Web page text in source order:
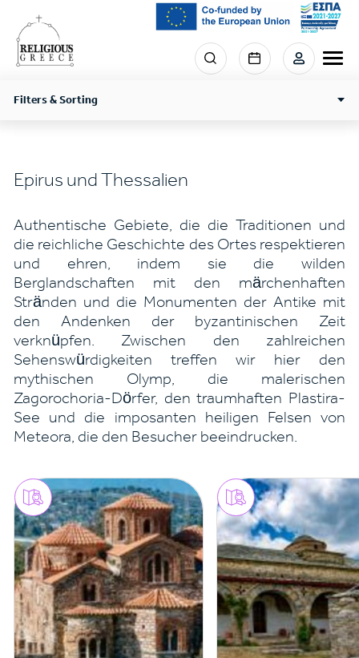
main
content
Menu
section
Filters & Sorting
Epirus und Thessalien
Authentische Gebiete, die die Traditionen und
die reichliche Geschichte des Ortes respektieren
und ehren, indem sie die wilden
Berglandschaften mit den märchenhaften
Stränden und die Monumenten der Antike mit
den Andenken der byzantinischen Zeit
verknüpfen. Zwischen den zahlreichen
Sehenswürdigkeiten treffen wir hier den
mythischen Olymp, die malerischen
Zagorochoria-Dörfer, den traumhaften Plastira-
See und die imposanten heiligen Felsen von
Meteora, die den Besucher beeindrucken.